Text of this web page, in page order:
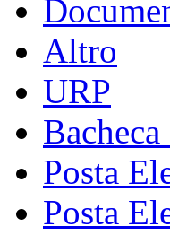
Altro
URP
Posta
Posta